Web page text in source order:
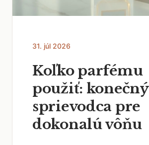
31. júl 2026
Koľko parfému
použiť: konečný
sprievodca pre
dokonalú vôňu